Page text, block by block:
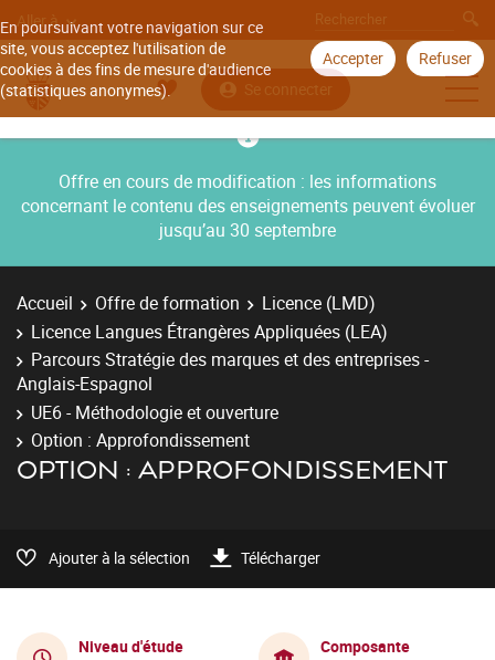
En poursuivant votre navigation sur ce
site, vous acceptez l'utilisation de
cookies à des fins de mesure d'audience
(statistiques anonymes).
Accepter Refuser
Aller à
Se connecter
Offre en cours de modification : les informations
concernant le contenu des enseignements peuvent évoluer
jusqu’au 30 septembre
Accueil Offre de formation
Licence (LMD)
Licence Langues Étrangères Appliquées (LEA)
Parcours Stratégie des marques et des entreprises -
Anglais-Espagnol
UE6 - Méthodologie et ouverture
Option : Approfondissement
OPTION : APPROFONDISSEMENT
Ajouter à la sélection Télécharger
Niveau d'étude
Composante